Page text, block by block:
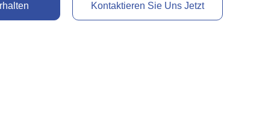
Kontaktieren Sie Uns Jetzt